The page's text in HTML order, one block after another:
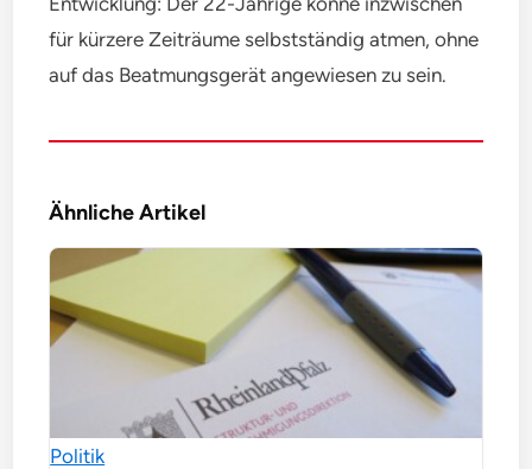
für kürzere Zeiträume selbstständig atmen, ohne
auf das Beatmungsgerät angewiesen zu sein.
Ähnliche Artikel
Politik